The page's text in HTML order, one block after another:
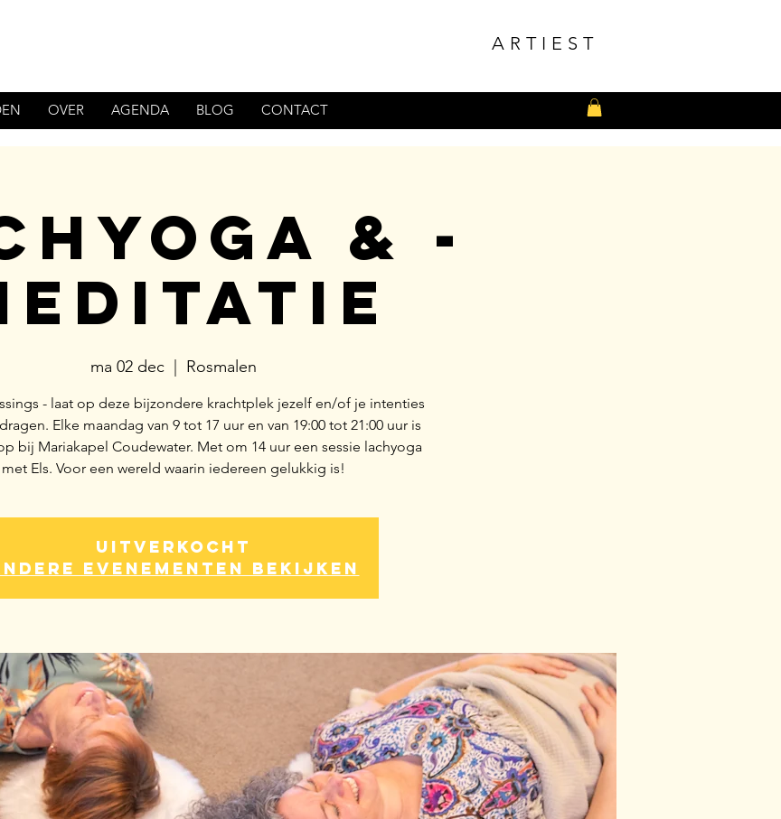
ARTIEST
OVER AGENDA BLOG CONTACT
& -
ma 02 dec Rosmalen
- laat op deze bijzondere krachtplek jezelf en/of je intenties
Elke maandag van 9 tot 17 uur en van 19:00 tot 21:00 uur is
bij Mariakapel Coudewater. Met om 14 uur een sessie lachyoga
met Els. Voor een wereld waarin iedereen gelukkig is!
Uitverkocht
evenementen bekijken